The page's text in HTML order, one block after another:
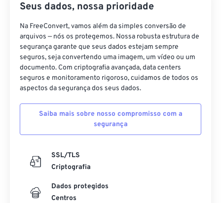
Seus dados, nossa prioridade
Na FreeConvert, vamos além da simples conversão de
arquivos — nós os protegemos. Nossa robusta estrutura de
segurança garante que seus dados estejam sempre
seguros, seja convertendo uma imagem, um vídeo ou um
documento. Com criptografia avançada, data centers
seguros e monitoramento rigoroso, cuidamos de todos os
aspectos da segurança dos seus dados.
Saiba mais sobre nosso compromisso com a
segurança
SSL/TLS
Criptografia
Dados protegidos
Centros